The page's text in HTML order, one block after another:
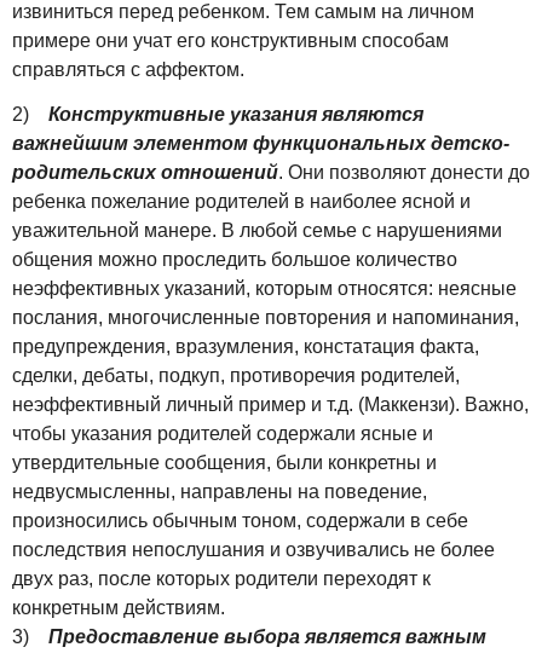
извиниться перед ребенком. Тем самым на личном
примере они учат его конструктивным способам
справляться с аффектом.
2) Конструктивные указания являются
важнейшим элементом функциональных детско-
родительских отношений. Они позволяют донести до
ребенка пожелание родителей в наиболее ясной и
уважительной манере. В любой семье с нарушениями
общения можно проследить большое количество
неэффективных указаний, которым относятся: неясные
послания, многочисленные повторения и напоминания,
предупреждения, вразумления, констатация факта,
сделки, дебаты, подкуп, противоречия родителей,
неэффективный личный пример и т.д. (Маккензи). Важно,
чтобы указания родителей содержали ясные и
утвердительные сообщения, были конкретны и
недвусмысленны, направлены на поведение,
произносились обычным тоном, содержали в себе
последствия непослушания и озвучивались не более
двух раз, после которых родители переходят к
конкретным действиям.
3)
Предоставление выбора является важным